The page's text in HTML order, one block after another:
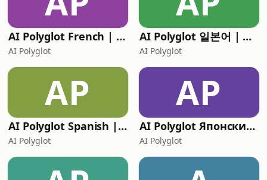
AI Polyglot French | Natural Listening français
AI Polyglot
AI Polyglot 일본어 | 흘려듣기 Japanese
AI Polyglot
AP
AI Polyglot Spanish | Natural Listening Espanol
AI Polyglot
AP
AI Polyglot Японский язык | Слушать Japanese
AI Polyglot